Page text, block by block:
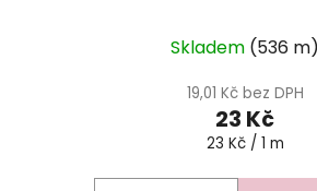
produktu
je
5,0
z
Skladem (536 m)
19,01 Kč bez DPH
23 Kč
Měrná
23 Kč / 1 m